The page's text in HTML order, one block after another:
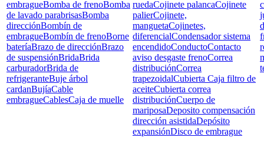
embragueBomba de frenoBomba
de lavado parabrisasBomba
direcciónBombín de
embragueBombín de frenoBorne
bateríaBrazo de direcciónBrazo
de suspensiónBridaBrida
carburadorBrida de
refrigeranteBuje árbol
cardanBujíaCable
embragueCablesCaja de muelle
ruedaCojinete palancaCojinete
palierCojinete,
manguetaCojinetes,
diferencialCondensador sistema
encendidoConductoContacto
aviso desgaste frenoCorrea
distribuciónCorrea
trapezoidalCubierta Caja filtro de
aceiteCubierta correa
distribuciónCuerpo de
mariposaDeposito compensación
dirección asistidaDepósito
expansiónDisco de embrague